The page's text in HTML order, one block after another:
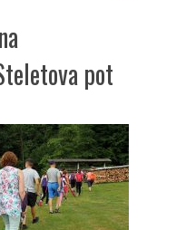
pot